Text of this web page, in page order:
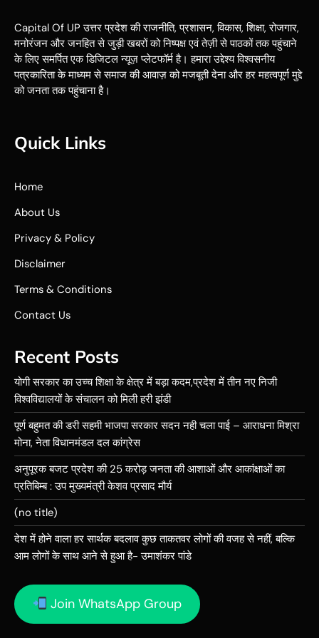
Capital Of UP उत्तर प्रदेश की राजनीति, प्रशासन, विकास, शिक्षा, रोजगार,
मनोरंजन और जनहित से जुड़ी खबरों को निष्पक्ष एवं तेज़ी से पाठकों तक पहुंचाने
के लिए समर्पित एक डिजिटल न्यूज़ प्लेटफॉर्म है। हमारा उद्देश्य विश्वसनीय
पत्रकारिता के माध्यम से समाज की आवाज़ को मजबूती देना और हर महत्वपूर्ण मुद्दे
को जनता तक पहुंचाना है।
Quick Links
Home
About Us
Privacy & Policy
Disclaimer
Terms & Conditions
Contact Us
Recent Posts
योगी सरकार का उच्च शिक्षा के क्षेत्र में बड़ा कदम,प्रदेश में तीन नए निजी
विश्वविद्यालयों के संचालन को मिली हरी झंडी
पूर्ण बहुमत की डरी सहमी भाजपा सरकार सदन नही चला पाई – आराधना मिश्रा
मोना, नेता विधानमंडल दल कांग्रेस
अनुपूरक बजट प्रदेश की 25 करोड़ जनता की आशाओं और आकांक्षाओं का
प्रतिबिम्ब : उप मुख्यमंत्री केशव प्रसाद मौर्य
(no title)
देश में होने वाला हर सार्थक बदलाव कुछ ताकतवर लोगों की वजह से नहीं, बल्कि
आम लोगों के साथ आने से हुआ है- उमाशंकर पांडे
Join WhatsApp Group